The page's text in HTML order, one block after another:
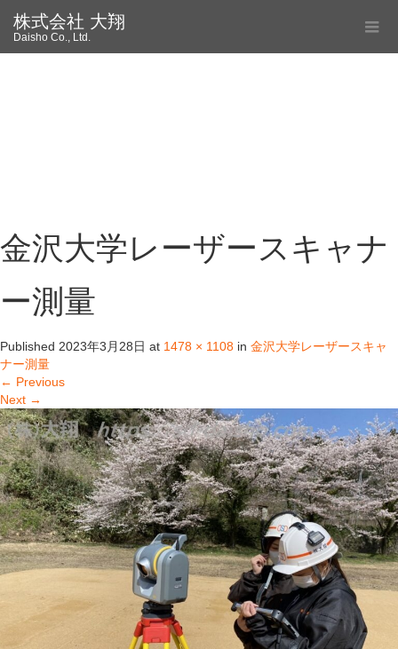
株式会社 大翔
Daisho Co., Ltd.
金沢大学レーザースキャナ
ー測量
Published 2023年3月28日 at 1478 × 1108 in 金沢大学レーザースキャ
ナー測量
← Previous
Next →